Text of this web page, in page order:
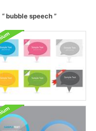
bubble speech